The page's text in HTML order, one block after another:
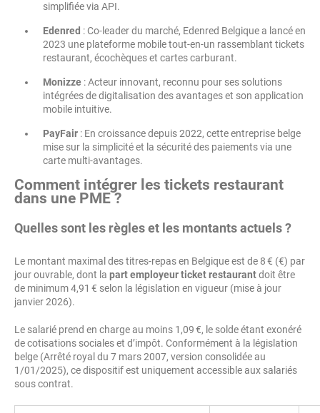
simplifiée via API.
Edenred : Co-leader du marché, Edenred Belgique a lancé en
2023 une plateforme mobile tout-en-un rassemblant tickets
restaurant, écochèques et cartes carburant.
Monizze : Acteur innovant, reconnu pour ses solutions
intégrées de digitalisation des avantages et son application
mobile intuitive.
PayFair : En croissance depuis 2022, cette entreprise belge
mise sur la simplicité et la sécurité des paiements via une
carte multi-avantages.
Comment intégrer les tickets restaurant
dans une PME ?
Quelles sont les règles et les montants actuels ?
Le montant maximal des titres-repas en Belgique est de 8 € (€) par
jour ouvrable, dont la part employeur ticket restaurantdoit être
de minimum 4,91 € selon la législation en vigueur (mise à jour
janvier 2026).
Le salarié prend en charge au moins 1,09 €, le solde étant exonéré
de cotisations sociales et d’impôt. Conformément à la législation
belge (Arrêté royal du 7 mars 2007, version consolidée au
1/01/2025), ce dispositif est uniquement accessible aux salariés
sous contrat.